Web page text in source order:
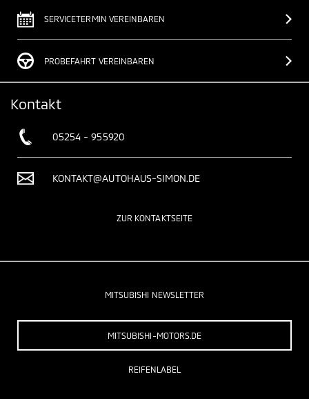
SERVICETERMIN VEREINBAREN
PROBEFAHRT VEREINBAREN
Kontakt
05254 - 955920
KONTAKT@AUTOHAUS-SIMON.DE
ZUR KONTAKTSEITE
MITSUBISHI NEWSLETTER
MITSUBISHI-MOTORS.DE
REIFENLABEL